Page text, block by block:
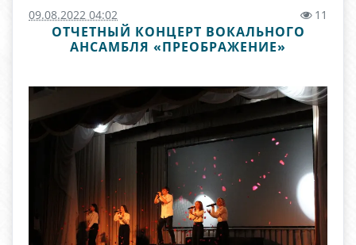
09.08.2022 04:02 11
ОТЧЕТНЫЙ КОНЦЕРТ ВОКАЛЬНОГО
АНСАМБЛЯ «ПРЕОБРАЖЕНИЕ»